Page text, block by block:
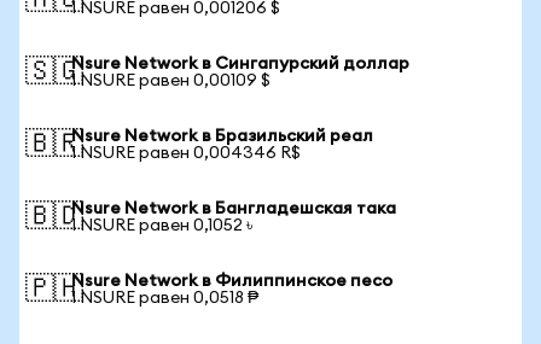
1 NSURE равен 0,001206 $
🇸🇬Nsure Network в Сингапурский доллар
1 NSURE равен 0,00109 $
🇧🇷Nsure Network в Бразильский реал
1 NSURE равен 0,004346 R$
🇧🇩Nsure Network в Бангладешская така
1 NSURE равен 0,1052 ৳
🇵🇭Nsure Network в Филиппинское песо
1 NSURE равен 0,0518 ₱